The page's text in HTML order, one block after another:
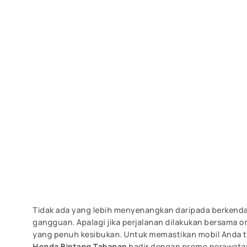
Tidak ada yang lebih menyenangkan daripada
gangguan. Apalagi jika perjalanan dilakukan bersama
yang penuh kesibukan. Untuk memastikan mobil